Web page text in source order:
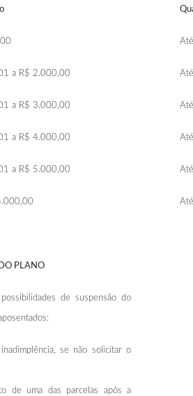
a R$ 2.000,00
a R$ 3.000,00
a R$ 4.000,00
a R$ 5.000,00
PLANO
de suspensão do
se não solicitar o
de uma das parcelas após a